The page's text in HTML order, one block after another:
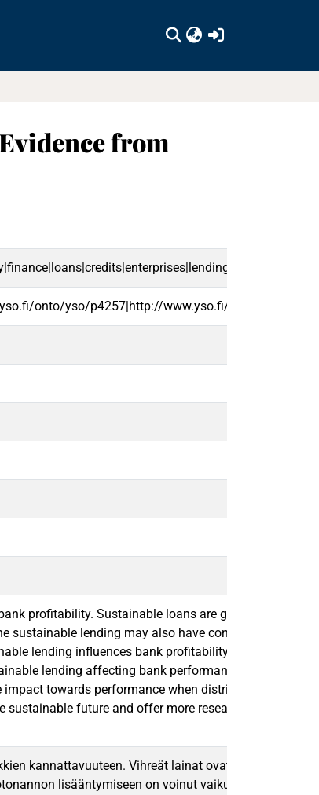
from
onto/yso/p4257|http://www.yso.fi/onto/yso/
profitability. Sustainable loans are green
lending may also have contributed
lending influences bank profitability and if an
lending affecting bank performance. A
towards performance when distributed for a
future and offer more research material
kannattavuuteen. Vihreät lainat ovat kestävän
lisääntymiseen on voinut vaikuttaa myös